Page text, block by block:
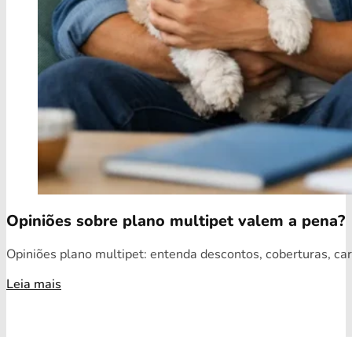
Opiniões sobre plano multipet valem a pena?
Opiniões plano multipet: entenda descontos, coberturas,
Leia mais